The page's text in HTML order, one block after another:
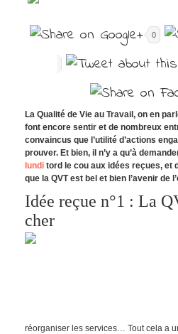
0
La Qualité de Vie au Travail, on en
font encore sentir et de nombreux
convaincus que l’utilité d’actions
prouver. Et bien, il n’y a qu’à
lundi tord le cou aux idées reçues, et
que la QVT est bel et bien l’avenir de
Idée reçue n°1 : La
cher
réorganiser les services… Tout cela a